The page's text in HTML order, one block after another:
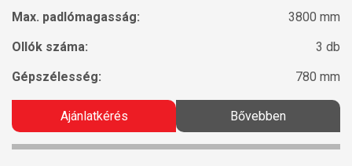
Max. padlómagasság:
3800 mm
Ollók száma:
3 db
Gépszélesség:
780 mm
Ajánlatkérés Bővebben